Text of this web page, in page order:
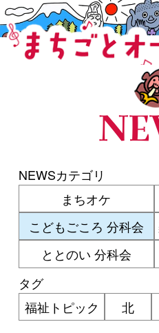
NEWSカテゴリ
まちオケ
こどもごころ 分科会
ととのい 分科会
タグ
福祉トピック
北